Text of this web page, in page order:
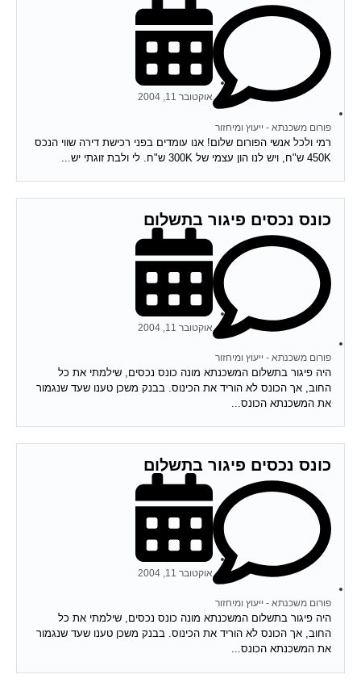
פורום משכנתא - ייעוץ ומיחזור
אוקטובר 11, 2004
רמי ולכל אנשי הפורום שלום! אנו עומדים בפני רכישת דירה שווי הנכס
450K ש"ח, ויש לנו הון עצמי של 300K ש"ח. לי ולבת זוגתי יש...
כונס נכסים פיגור בתשלום
פורום משכנתא - ייעוץ ומיחזור
אוקטובר 11, 2004
היה פיגור בתשלום המשכנתא מונה כונס נכסים, שילמתי את כל
החוב, אך הכונס לא הוריד את הכינוס. בבנק משכן טענו שעד שנגמור
את המשכנתא הכונס...
כונס נכסים פיגור בתשלום
פורום משכנתא - ייעוץ ומיחזור
אוקטובר 11, 2004
היה פיגור בתשלום המשכנתא מונה כונס נכסים, שילמתי את כל
החוב, אך הכונס לא הוריד את הכינוס. בבנק משכן טענו שעד שנגמור
את המשכנתא הכונס...